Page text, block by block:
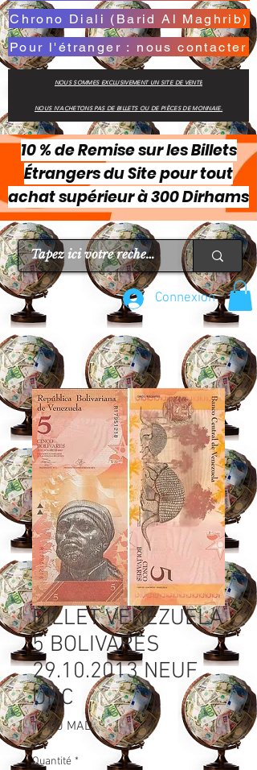
Chrono Diali (Barid Al Maghrib)
Pour l'étranger : nous contacter
NOUS SOMMES EXCLUSIVEMENT UN SITE DE VENTE
NOUS N'ACHETONS PAS DE BILLETS OU DE PIÈCES DE MONNAIE.
10 % de Remise sur les Billets
Étrangers du Site pour tout
achat supérieur à 300 Dirhams
Connexion
BILLET VENEZUELA
5 BOLIVARES
29.10.2013 NEUF
UNC
10,00 MADPrix
Quantité *